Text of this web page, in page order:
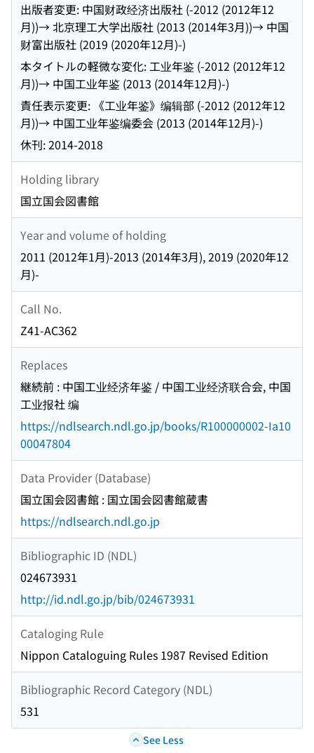
出版者変更: 中国财政经济出版社 (-2012 (2012年12
月))→ 北京理工大学出版社 (2013 (2014年3月))→ 中国
财富出版社 (2019 (2020年12月)-)
本タイトルの軽微な変化: 工业年鉴 (-2012 (2012年12
月))→ 中国工业年鉴 (2013 (2014年12月)-)
責任表示変更: 《工业年鉴》编辑部 (-2012 (2012年12
月))→ 中国工业年鉴编委会 (2013 (2014年12月)-)
休刊: 2014-2018
Holding library
国立国会図書館
Year and volume of holding
2011 (2012年1月)-2013 (2014年3月), 2019 (2020年12
月)-
Call No.
Z41-AC362
Replaces
継続前 : 中国工业经济年鉴 / 中国工业经济联合会, 中国
工业报社 编
https://ndlsearch.ndl.go.jp/books/R100000002-Ia10
00047804
Data Provider (Database)
国立国会図書館 : 国立国会図書館蔵書
https://ndlsearch.ndl.go.jp
Bibliographic ID (NDL)
024673931
http://id.ndl.go.jp/bib/024673931
Cataloging Rule
Nippon Cataloguing Rules 1987 Revised Edition
Bibliographic Record Category (NDL)
531
See Less